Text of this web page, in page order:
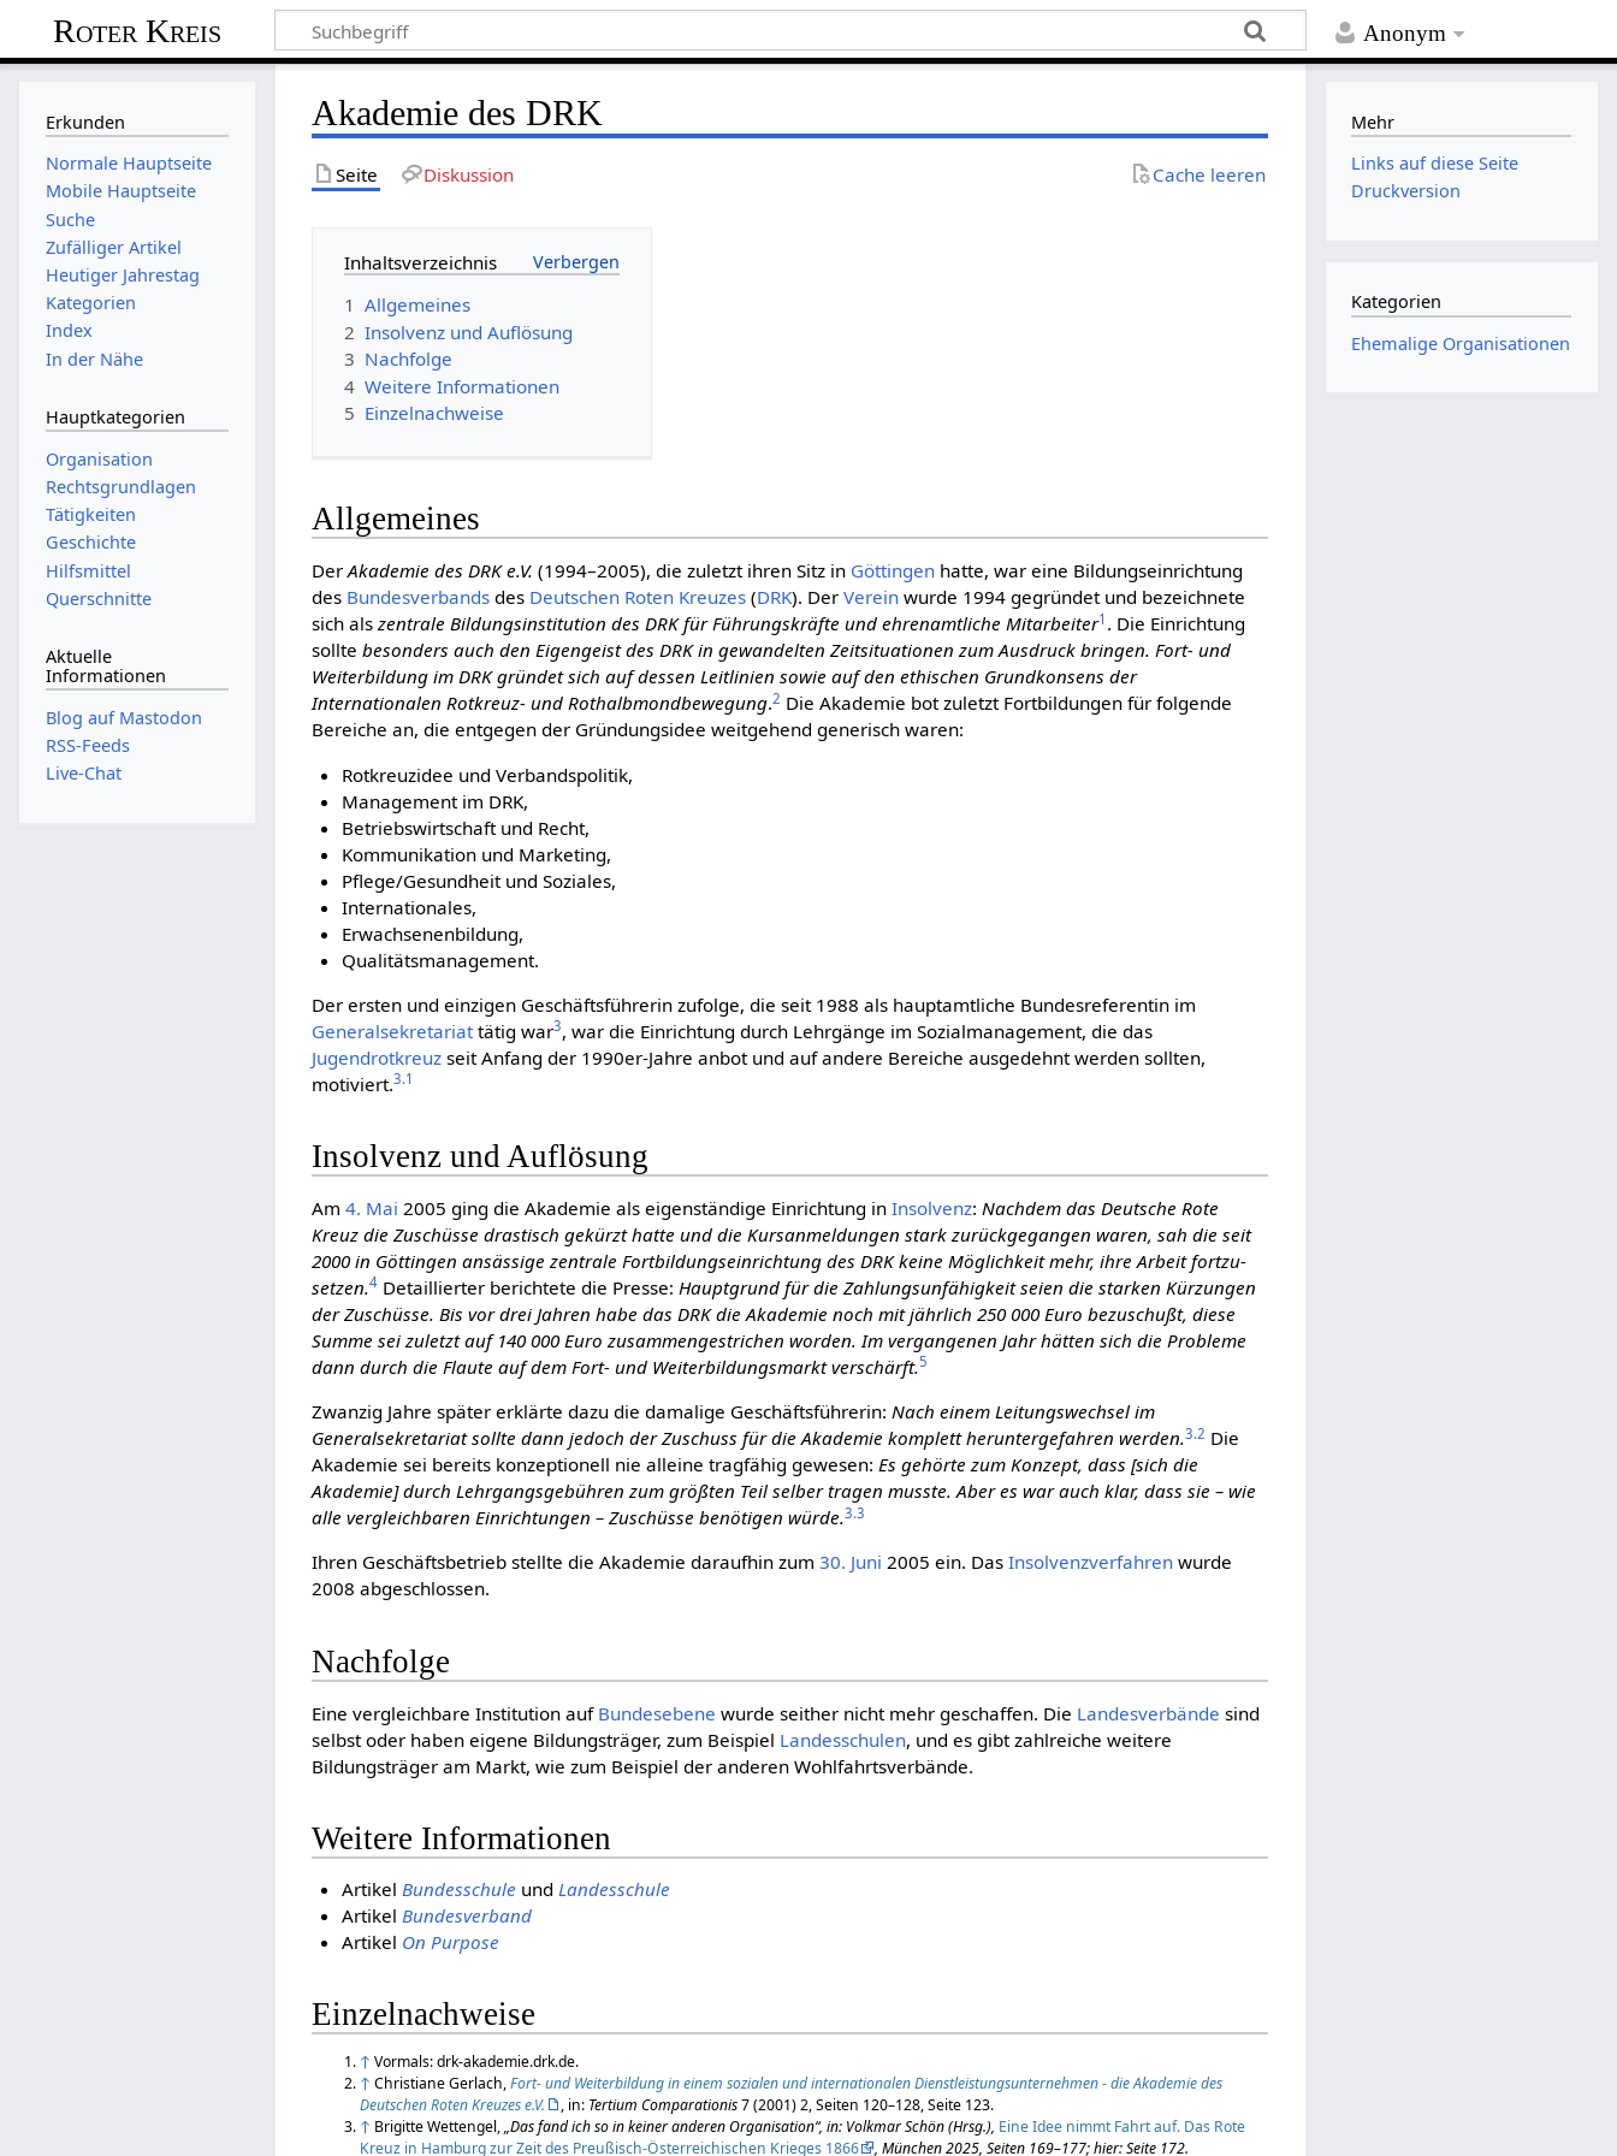
Anonym
Roter Kreis
Akademie des DRK
Seite Diskussion Cache leeren
Inhaltsverzeichnis
1 Allgemeines
2 Insolvenz und Auflösung
3 Nachfolge
4 Weitere Informationen
5 Einzelnachweise
Allgemeines
DerAkademie des DRK e.V. (1994–2005), die zuletzt ihren Sitz in Göttingen hatte, war eine Bildungseinrichtung
des Bundesverbands des Deut­schen Roten Kreu­zes (DRK). DerVerein wurde 1994 gegründet und bezeichnete
sich alszentrale Bildungsinstitution des DRK für Führungskräfte und ehrenamtliche Mit­arbeiter1 . Die Einrichtung
solltebesonders auch den Eigengeist des DRK in gewandelten Zeitsituationen zum Ausdruck bringen. Fort- und
Weiterbildung im DRK gründet sich auf dessen Leitlinien sowie auf den ethischen Grundkonsens der
Internationalen Rotkreuz- und Rothalb­mond­bewegung.2 Die Akademie bot zuletzt Fortbildungen für folgende
Bereiche an, die entgegen der Gründungsidee weitgehend generisch waren:
Rotkreuzidee und Verbandspolitik,
Management im DRK,
Betriebswirtschaft und Recht,
Kommunikation und Marketing,
Pflege/Gesundheit und Soziales,
Internationales,
Erwachsenenbildung,
Qualitätsmanagement.
Der ersten und einzigen Geschäftsführerin zufolge, die seit 1988 als hauptamtliche Bundesreferentin im
Generalsekretariat tätig war3, war die Einrichtung durch Lehrgänge im Sozialmanagement, die das
Jugendrotkreuz seit Anfang der 1990er-Jahre anbot und auf andere Bereiche ausgedehnt werden sollten,
motiviert.3.1
Insolvenz und Auflösung
Am4. Mai 2005 ging die Akademie als eigenständige Einrichtung inInsolvenz:Nachdem das Deutsche Rote
Kreuz die Zuschüsse drastisch gekürzt hatte und die Kursanmeldungen stark zurückgegangen waren, sah die seit
2000 in Göttingen ansässige zentrale Fortbildungseinrichtung des DRK keine Möglichkeit mehr, ihre Arbeit fort­zu­
setzen.4 Detaillierter berichtete die Presse:Hauptgrund für die Zahlungsunfähigkeit seien die starken Kürzungen
der Zuschüsse. Bis vor drei Jahren habe das DRK die Akademie noch mit jährlich 250 000 Euro bezuschußt, diese
Summe sei zuletzt auf 140 000 Euro zusammengestrichen worden. Im vergangenen Jahr hätten sich die Probleme
dann durch die Flaute auf dem Fort- und Weiterbildungsmarkt ver­schärft.5
Zwanzig Jahre später erklärte dazu die damalige Geschäftsführerin:Nach einem Leitungswechsel im
Generalsekretariat sollte dann jedoch der Zuschuss für die Akademie komplett heruntergefahren werden.3.2 Die
Akademie sei bereits konzeptionell nie alleine tragfähig gewesen:Es gehörte zum Konzept, dass [sich die
Akademie] durch Lehrgangsgebühren zum größten Teil selber tragen musste. Aber es war auch klar, dass sie – wie
alle vergleichbaren Einrichtungen – Zuschüsse benötigen würde.3.3
Ihren Geschäftsbetrieb stellte die Akademie daraufhin zum30. Juni 2005 ein. DasInsolvenzverfahren wurde
2008 abgeschlossen.
Nachfolge
Eine vergleichbare Institution auf Bundesebene wurde seither nicht mehr geschaffen. Die Landes­verbände sind
selbst oder haben eigene Bildungsträger, zum Beispiel Landesschulen, und es gibt zahlreiche weitere
Bildungsträger am Markt, wie zum Beispiel der anderen Wohlfahrtsverbände.
Weitere Informationen
Artikel Bundesschule und Landesschule
Artikel Bundesverband
Artikel On Purpose
Einzelnachweise
↑ Vormals: drk-akademie.drk.de.
↑ Christiane Gerlach,Fort- und Weiterbildung in einem sozialen und internationalen Dienstleistungsunternehmen - die Akademie des
Deutschen Roten Kreuzes e.V.
, in: Tertium Comparationis7 (2001) 2, Seiten 120–128, Seite 123.
↑ Brigitte Wettengel,„Das fand ich so in keiner anderen Organisation“, in: Volkmar Schön (Hrsg.), Eine Idee nimmt Fahrt auf. Das Rote
Kreuz in Hamburg zur Zeit des Preußisch-Österreichischen Krieges 1866
, München 2025, Seiten 169–177; hier: Seite 172.
Erkunden
Normale Hauptseite
Mobile Hauptseite
Suche
Zufälliger Artikel
Heutiger Jahrestag
Kategorien
Index
In der Nähe
Hauptkategorien
Organisation
Rechtsgrundlagen
Tätigkeiten
Geschichte
Hilfsmittel
Querschnitte
Aktuelle
Informationen
Blog auf Mastodon
RSS-Feeds
Live-Chat
Mehr
Links auf diese Seite
Druckversion
Kategorien
Ehemalige Organisationen